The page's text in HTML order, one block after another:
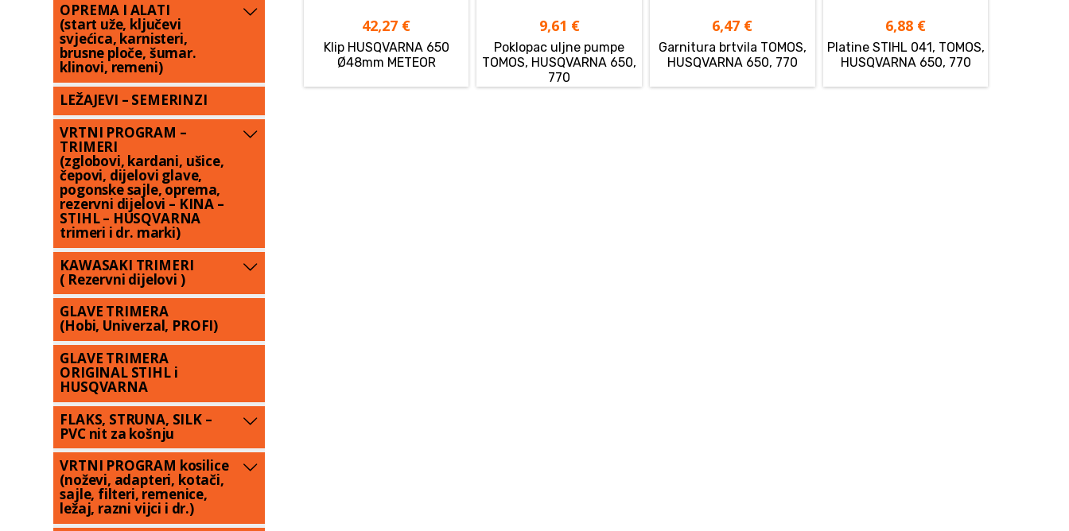
42,27 €
Klip HUSQVARNA 650
Ø48mm METEOR
9,61 €
Poklopac uljne pumpe
TOMOS, HUSQVARNA 650,
770
6,47 €
Garnitura brtvila TOMOS,
HUSQVARNA 650, 770
6,88 €
Platine STIHL 041, TOMOS,
HUSQVARNA 650, 770
OPREMA I ALATI
(start uže, ključevi
svjećica, karnisteri,
brusne ploče, šumar.
klinovi, remeni)
LEŽAJEVI – SEMERINZI
VRTNI PROGRAM –
TRIMERI
(zglobovi, kardani, ušice,
čepovi, dijelovi glave,
pogonske sajle, oprema,
rezervni dijelovi – KINA –
STIHL – HUSQVARNA
trimeri i dr. marki)
KAWASAKI TRIMERI
( Rezervni dijelovi )
GLAVE TRIMERA
(Hobi, Univerzal, PROFI)
GLAVE TRIMERA
ORIGINAL STIHL i
HUSQVARNA
FLAKS, STRUNA, SILK –
PVC nit za košnju
VRTNI PROGRAM kosilice
(noževi, adapteri, kotači,
sajle, filteri, remenice,
ležaj, razni vijci i dr.)